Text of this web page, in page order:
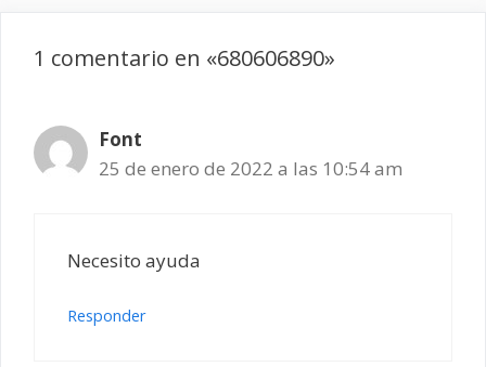
1 comentario en «680606890»
Font
25 de enero de 2022 a las 10:54 am
Necesito ayuda
Responder